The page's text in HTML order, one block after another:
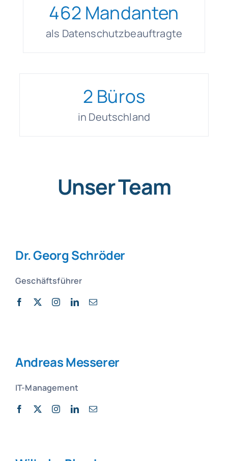
462 Mandanten
als Datenschutzbeauftragte
2 Büros
in Deutschland
Unser Team
Dr. Georg Schröder
Geschäftsführer
Andreas Messerer
IT-Management